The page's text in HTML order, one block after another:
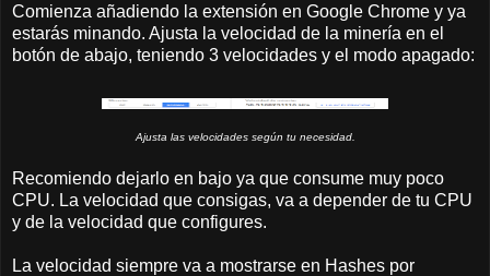
Comienza añadiendo la extensión en Google Chrome y ya
estarás minando. Ajusta la velocidad de la minería en el
botón de abajo, teniendo 3 velocidades y el modo apagado:
Ajusta las velocidades según tu necesidad.
Recomiendo dejarlo en bajo ya que consume muy poco
CPU. La velocidad que consigas, va a depender de tu CPU
y de la velocidad que configures.
La velocidad siempre va a mostrarse en Hashes por